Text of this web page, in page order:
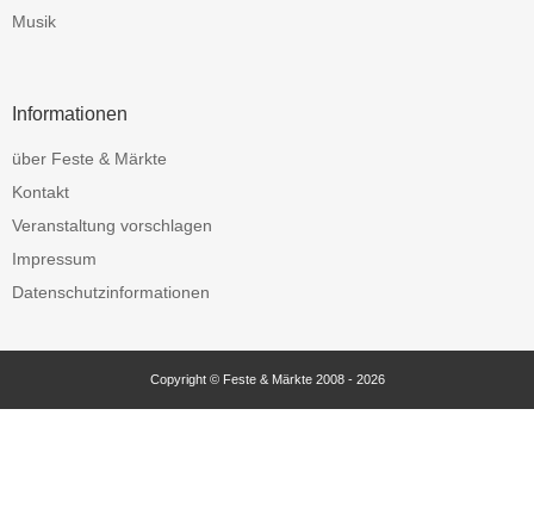
Musik
Informationen
über Feste & Märkte
Kontakt
Veranstaltung vorschlagen
Impressum
Datenschutzinformationen
Copyright © Feste & Märkte 2008 - 2026